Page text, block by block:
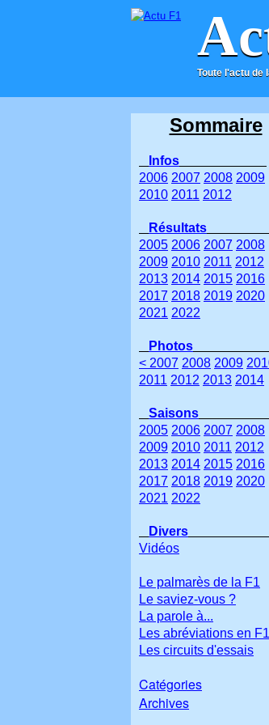
Toute l'actu de
ACCUEIL CONTACT
Sommaire
Infos
2006 2007 2008 2009
2010 2011 2012
Résultats
2005 2006 2007 2008
2009 2010 2011 2012
2013 2014 2015 2016
2017 2018 2019 2020
2021 2022
Photos
< 2007 2008 2009
2011 2012 2013 2014
Saisons
2005 2006 2007 2008
2009 2010 2011 2012
2013 2014 2015 2016
2017 2018 2019 2020
2021 2022
Divers
Vidéos
Le palmarès de la F1
Le saviez-vous ?
La parole à...
Les abréviations en F1
Les circuits d'essais
Catégories
Archives